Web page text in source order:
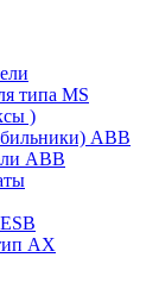
типа MS
)
ABB
ABB
AX